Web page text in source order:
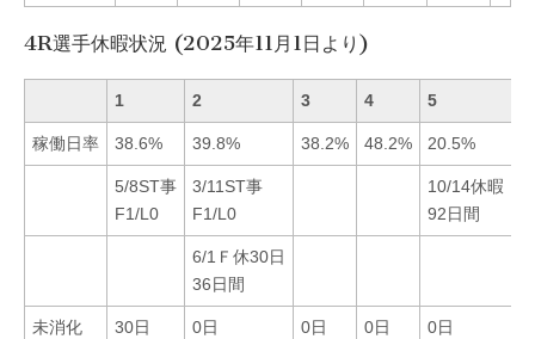
4R選手休暇状況 (2025年11月1日より)
1 2 3 4 5
稼働日率 38.6% 39.8% 38.2% 48.2% 20.5%
5/8ST事
F1/L0
3/11ST事
F1/L0
10/14休暇
92日間
6/1Ｆ休30日
36日間
未消化 30日 0日 0日 0日 0日